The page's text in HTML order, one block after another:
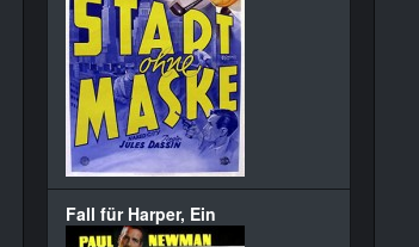
Fall für Harper, Ein